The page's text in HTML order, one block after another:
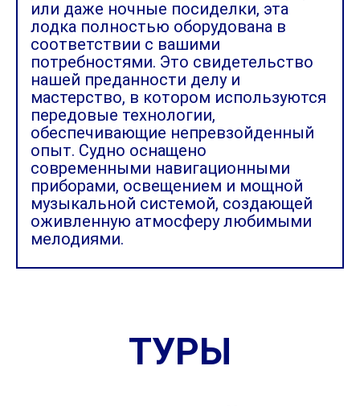
или даже ночные посиделки, эта
лодка полностью оборудована в
соответствии с вашими
потребностями. Это свидетельство
нашей преданности делу и
мастерство, в котором используются
передовые технологии,
обеспечивающие непревзойденный
опыт. Судно оснащено
современными навигационными
приборами, освещением и мощной
музыкальной системой, создающей
оживленную атмосферу любимыми
мелодиями.
ТУРЫ